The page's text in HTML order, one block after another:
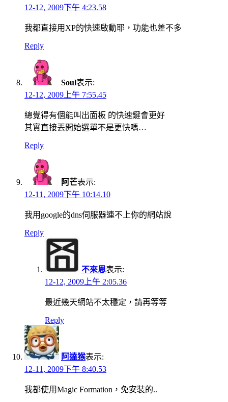
12-12, 2009下午 4:23.58
我都直接用XP的快速啟動耶，功能也差不多
Reply
Soul表示:
12-12, 2009上午 7:55.45
總覺得有個能叫出面板 的快速鍵會更好
其實直接丟開始選單不是更快嗎…
Reply
阿芒表示:
12-11, 2009下午 10:14.10
我用google的dns伺服器連不上你的網站說
Reply
不來恩表示:
12-12, 2009上午 2:05.36
最近幾天網站不太穩定，請再等等
Reply
阿達猴表示:
12-11, 2009下午 8:40.53
我都使用Magic Formation，免安裝的..